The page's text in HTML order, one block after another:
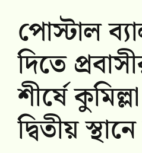
পোস্টাল
দিতে
শীর্ষে
দ্বিতীয়